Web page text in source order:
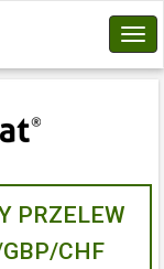
PRZELEW
CHF